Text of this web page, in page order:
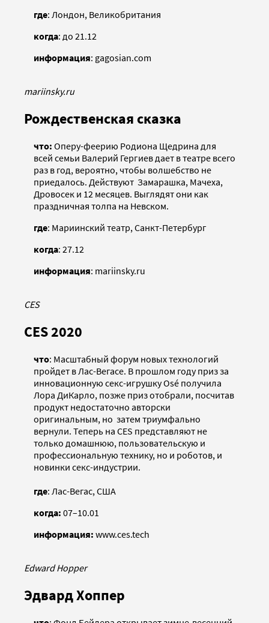
где: Лондон, Великобритания
когда: до 21.12
информация: gagosian.com
mariinsky.ru
Рождественская сказка
что: Оперу-феерию Родиона Щедрина для
всей семьи Валерий Гергиев дает в театре всего
раз в год, вероятно, чтобы волшебство не
приедалось. Действуют Замарашка, Мачеха,
Дровосек и 12 месяцев. Выглядят они как
праздничная толпа на Невском.
где: Мариинский театр, Санкт-Петербург
когда: 27.12
информация: mariinsky.ru
CES
CES 2020
что: Масштабный форум новых технологий
пройдет в Лас-Вегасе. В прошлом году приз за
инновационную секс-игрушку Osé получила
Лора ДиКарло, позже приз отобрали, посчитав
продукт недостаточно авторски
оригинальным, но затем триумфально
вернули. Теперь на CES представляют не
только домашнюю, пользовательскую и
профессиональную технику, но и роботов, и
новинки секс-индустрии.
где: Лас-Вегас, США
когда: 07–10.01
информация: www.ces.tech
Edward Hopper
Эдвард Хоппер